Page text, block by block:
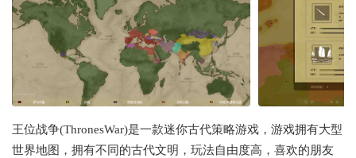
王位战争(ThronesWar)是一款迷你古代策略游戏，游戏拥有大型
世界地图，拥有不同的古代文明，玩法自由度高，喜欢的朋友